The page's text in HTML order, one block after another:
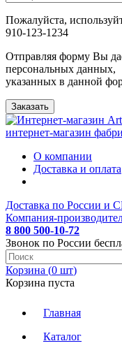
Пожалуйста,
910-123-1234
Отправляя форму Вы
персональных данных,
указанных в данной
Заказать
интернет-магазин
О компании
Доставка и оплата
Доставка по России и
Компания-
8 800 500-10-72
Звонок по России
Корзина (0 шт)
Корзина пуста
Главная
Каталог